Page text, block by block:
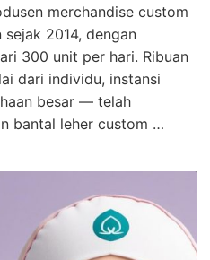
merchandise custom
2014, dengan
300 unit per hari. Ribuan
dari individu, instansi
besar — telah
bantal leher custom …